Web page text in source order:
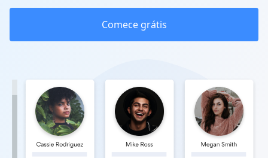
Comece grátis